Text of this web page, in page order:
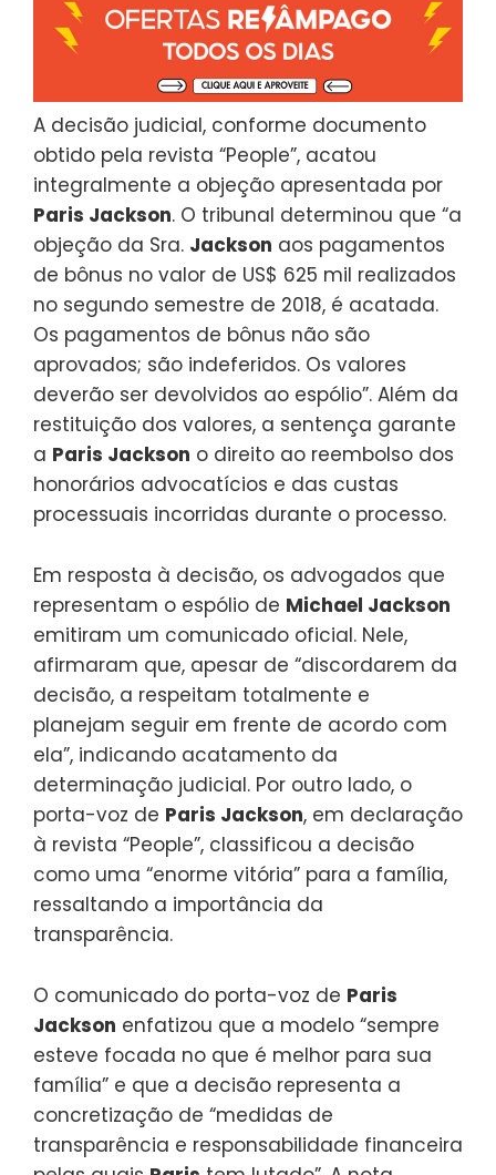
A decisão judicial, conforme documento
obtido pela revista “People”, acatou
integralmente a objeção apresentada por
Paris Jackson. O tribunal determinou que “a
objeção da Sra. Jackson aos pagamentos
de bônus no valor de US$ 625 mil realizados
no segundo semestre de 2018, é acatada.
Os pagamentos de bônus não são
aprovados; são indeferidos. Os valores
deverão ser devolvidos ao espólio”. Além da
restituição dos valores, a sentença garante
a Paris Jackson o direito ao reembolso dos
honorários advocatícios e das custas
processuais incorridas durante o processo.
Em resposta à decisão, os advogados que
representam o espólio de Michael Jackson
emitiram um comunicado oficial. Nele,
afirmaram que, apesar de “discordarem da
decisão, a respeitam totalmente e
planejam seguir em frente de acordo com
ela”, indicando acatamento da
determinação judicial. Por outro lado, o
porta-voz de Paris Jackson, em declaração
à revista “People”, classificou a decisão
como uma “enorme vitória” para a família,
ressaltando a importância da
transparência.
O comunicado do porta-voz de Paris
Jackson enfatizou que a modelo “sempre
esteve focada no que é melhor para sua
família” e que a decisão representa a
concretização de “medidas de
transparência e responsabilidade financeira